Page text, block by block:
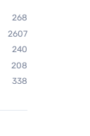
268
2607
240
208
338